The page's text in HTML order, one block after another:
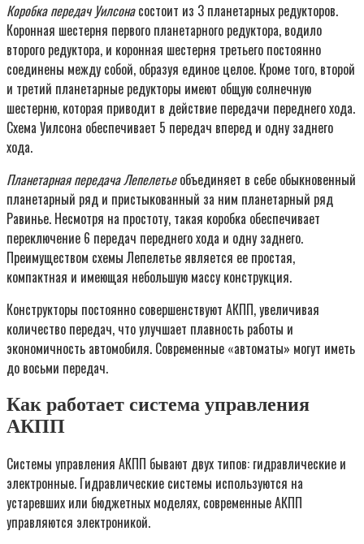
Коробка передач Уилсонасостоит из 3 планетарных редукторов.
Коронная шестерня первого планетарного редуктора, водило
второго редуктора, и коронная шестерня третьего постоянно
соединены между собой, образуя единое целое. Кроме того, второй
и третий планетарные редукторы имеют общую солнечную
шестерню, которая приводит в действие передачи переднего хода.
Схема Уилсона обеспечивает 5 передач вперед и одну заднего
хода.
Планетарная передача Лепелетьеобъединяет в себе обыкновенный
планетарный ряд и пристыкованный за ним планетарный ряд
Равинье. Несмотря на простоту, такая коробка обеспечивает
переключение 6 передач переднего хода и одну заднего.
Преимуществом схемы Лепелетье является ее простая,
компактная и имеющая небольшую массу конструкция.
Конструкторы постоянно совершенствуют АКПП, увеличивая
количество передач, что улучшает плавность работы и
экономичность автомобиля. Современные «автоматы» могут иметь
до восьми передач.
Как работает система управления
АКПП
Системы управления АКПП бывают двух типов: гидравлические и
электронные. Гидравлические системы используются на
устаревших или бюджетных моделях, современные АКПП
управляются электроникой.